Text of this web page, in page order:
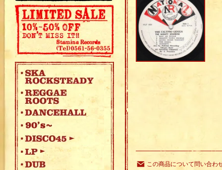
この商品について問い合わ